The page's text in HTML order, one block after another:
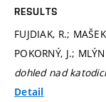
RESULTS
FUJDIAK, R.;
POKORNÝ, J.;
dohled nad
Detail